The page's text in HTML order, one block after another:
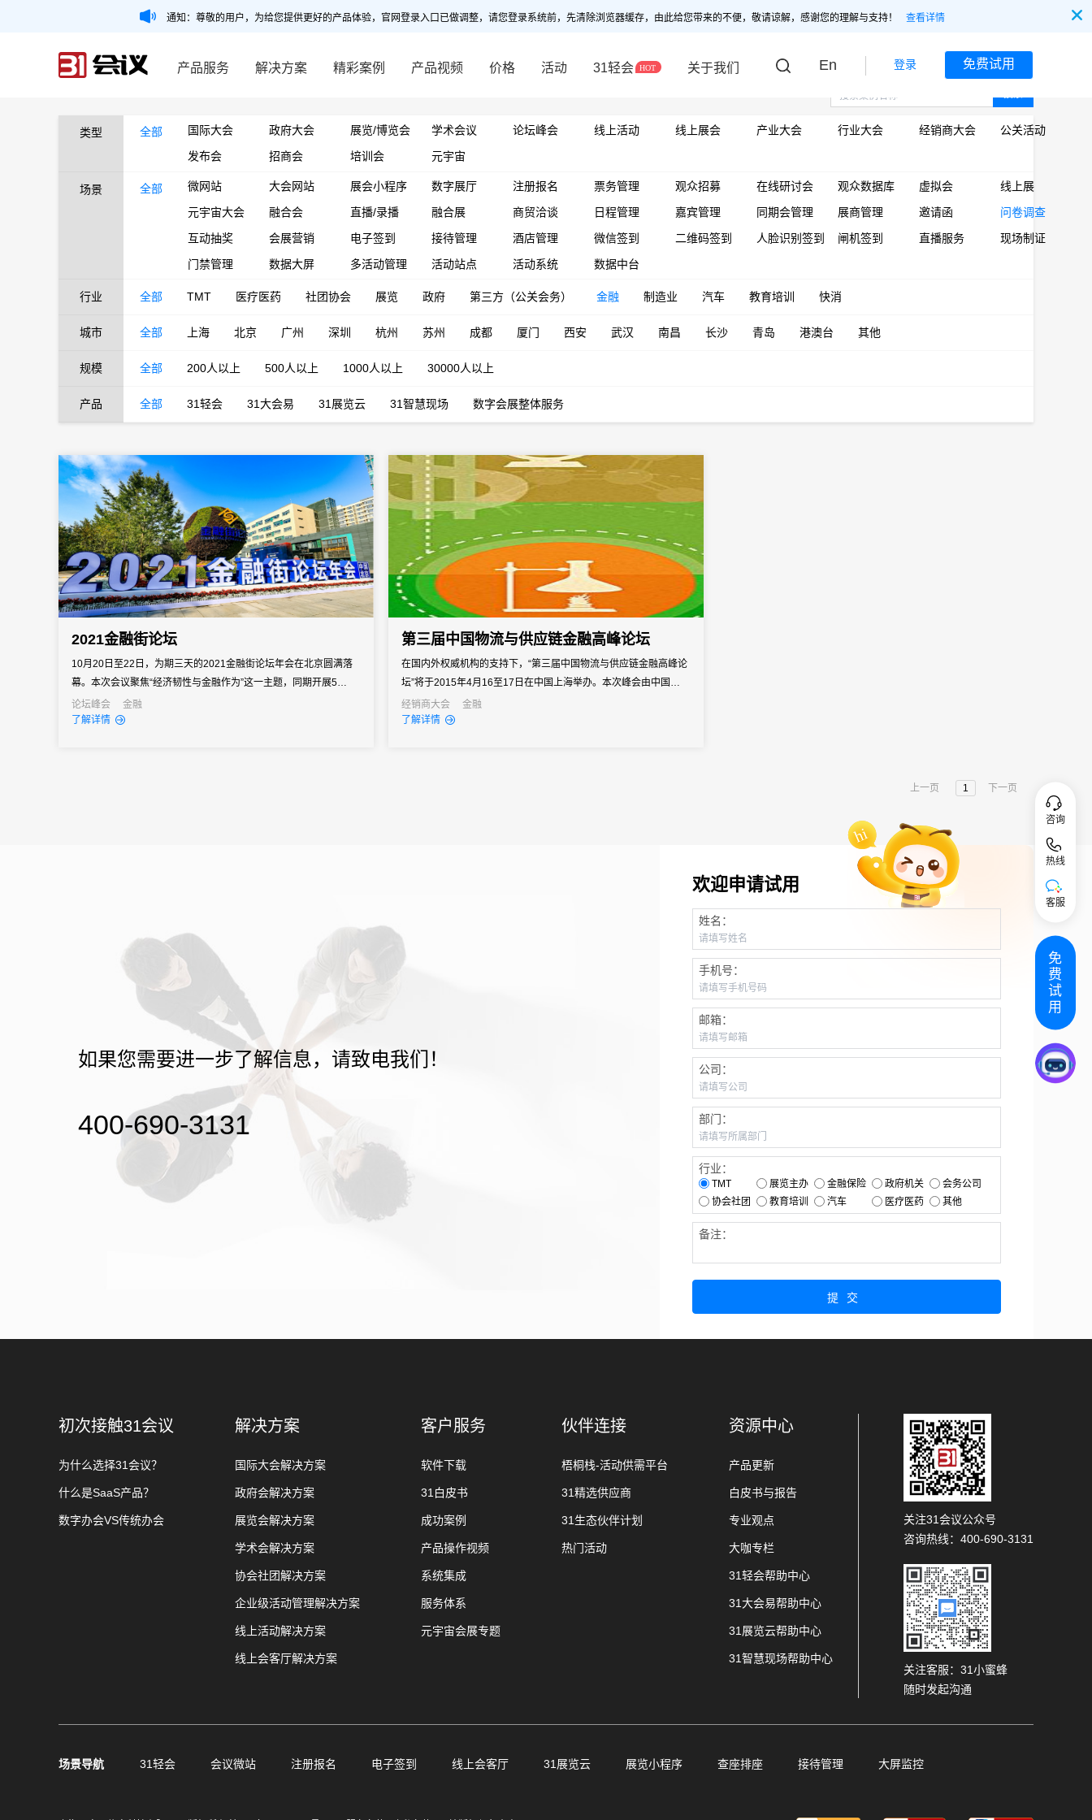
通知：尊敬的用户，为给您提供更好的产品体验，官网登录入口已做调整，请您登录系统前，先清除浏览器缓存，由此给您带来的不便，敬请谅解，感谢您的理解与支持！ 查看详情
产品服务 解决方案 精彩案例 产品视频 价格 活动 31轻会 关于我们 En 登录 免费试用
类型 全部 国际大会 政府大会 展览/博览会 学术会议 论坛峰会 线上活动 线上展会 产业大会 行业大会 经销商大会
公关活动
发布会
招商会 培训会 元宇宙
场景 全部 微网站 大会网站 展会小程序 数字展厅 注册报名 票务管理 观众招募 在线研讨会 观众数据库 虚拟会
线上展
元宇宙大会
融合会 直播/录播 融合展 商贸洽谈 日程管理 嘉宾管理 同期会管理 展商管理 邀请函
问卷调查
互动抽奖
会展营销 电子签到 接待管理 酒店管理 微信签到 二维码签到 人脸识别签到 闸机签到 直播服务
现场制证
门禁管理
数据大屏 多活动管理 活动站点 活动系统 数据中台
行业 全部 TMT 医疗医药 社团协会 展览 政府 第三方（公关会务） 金融 制造业 汽车 教育培训 快消
城市 全部 上海 北京 广州 深圳 杭州 苏州 成都 厦门 西安 武汉 南昌 长沙 青岛 港澳台 其他
规模 全部 200人以上 500人以上 1000人以上 30000人以上
产品 全部 31轻会 31大会易 31展览云 31智慧现场 数字会展整体服务
2021金融街论坛
10月20日至22日，为期三天的2021金融街论坛年会在北京圆满落
幕。本次会议聚焦“经济韧性与金融作为”这一主题，同期开展5个平
行论坛、35个议题密集交流，以及专场活动、专题展览、多场边会
和系列活动，400余名中外嘉宾通过线上线下等方式，深入对话碰
论坛峰会
金融
了解详情
第三届中国物流与供应链金融高峰论坛
在国内外权威机构的支持下，“第三届中国物流与供应链金融高峰论
坛”将于2015年4月16至17日在中国上海举办。本次峰会由中国物流
与采购联合会、上海自贸区管委会、上海交通运输行业协会、美国
供应链管理专业协会等单位支持，上海博蔚会展有限公司承办。
经销商大会
金融
了解详情
上一页 1 下一页
如果您需要进一步了解信息，请致电我们！
400-690-3131
欢迎申请试用
姓名：
手机号：
邮箱：
公司：
部门：
行业：
TMT 展览主办 金融保险 政府机关
会务公司
协会社团
教育培训 汽车 医疗医药 其他
备注：
提交
初次接触31会议
为什么选择31会议？
什么是SaaS产品？
数字办会VS传统办会
解决方案
国际大会解决方案
政府会解决方案
展览会解决方案
学术会解决方案
协会社团解决方案
企业级活动管理解决方案
线上活动解决方案
线上会客厅解决方案
客户服务
软件下载
31白皮书
成功案例
产品操作视频
系统集成
服务体系
元宇宙会展专题
伙伴连接
梧桐栈-活动供需平台
31精选供应商
31生态伙伴计划
热门活动
资源中心
产品更新
白皮书与报告
专业观点
大咖专栏
31轻会帮助中心
31大会易帮助中心
31展览云帮助中心
31智慧现场帮助中心
关注31会议公众号
咨询热线：400-690-3131
关注客服：31小蜜蜂
随时发起沟通
场景导航 31轻会 会议微站 注册报名 电子签到 线上会客厅 31展览云 展览小程序 查座排座 接待管理 大屏监控
咨询
热线
客服
免
费
试
用